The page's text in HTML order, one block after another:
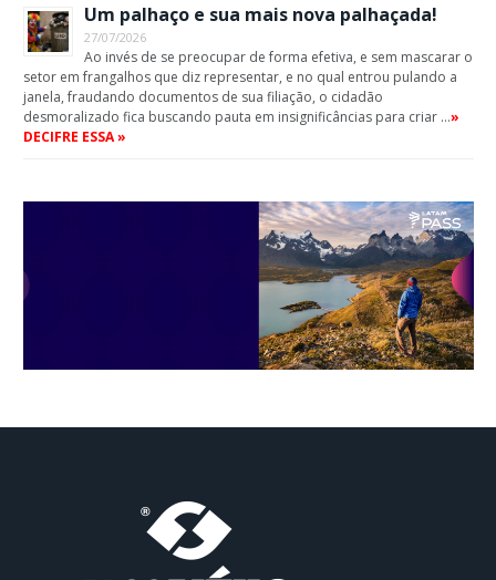
Um palhaço e sua mais nova palhaçada!
27/07/2026
Ao invés de se preocupar de forma efetiva, e sem mascarar o
setor em frangalhos que diz representar, e no qual entrou pulando a
janela, fraudando documentos de sua filiação, o cidadão
desmoralizado fica buscando pauta em insignificâncias para criar …»
DECIFRE ESSA »